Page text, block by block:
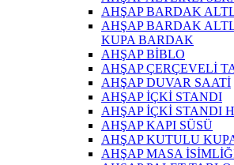
AHŞAP BARDAK
AHŞAP BARDAK
KUPA BARDAK
AHŞAP BİBLO
AHŞAP ÇERÇEVELİ
AHŞAP DUVAR SAATİ
AHŞAP İÇKİ STANDI
AHŞAP İÇKİ STANDI
AHŞAP KAPI SÜSÜ
AHŞAP KUTULU
AHŞAP MASA